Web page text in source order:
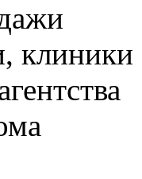
клиники